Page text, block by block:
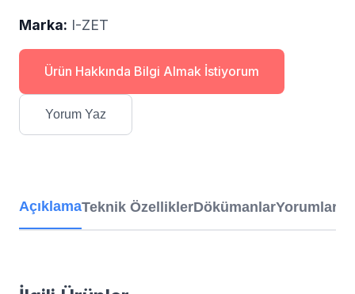
Marka: I-ZET
Ürün Hakkında Bilgi Almak İstiyorum
Yorum Yaz
AçıklamaTeknik ÖzelliklerDökümanlarYorumlar